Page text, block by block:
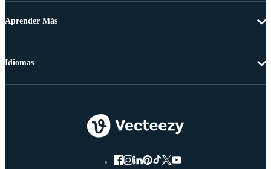
Aprender Más
Idiomas